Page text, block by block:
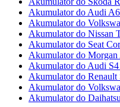
Akumulator do Audi
Akumulator do
Akumulator do Nissan
Akumulator do Seat
Akumulator do
Akumulator do Audi
Akumulator do
Akumulator do
Akumulator do